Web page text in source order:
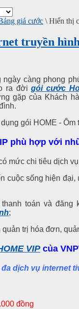
giá cước \ Hiển thị
truyền
càng phong
ra đờigói cước
gặp của Khách
phù hợp với
mức chi tiêu dịch
cuộc sống hiện
toán và
;
trị hóa đơn,
VIP của
đồng